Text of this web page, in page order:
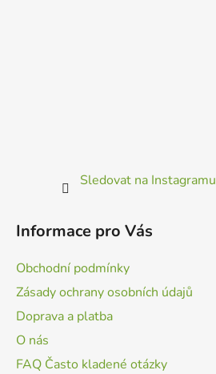
Sledovat na Instagramu
Informace pro Vás
Obchodní podmínky
Zásady ochrany osobních údajů
Doprava a platba
O nás
FAQ Často kladené otázky